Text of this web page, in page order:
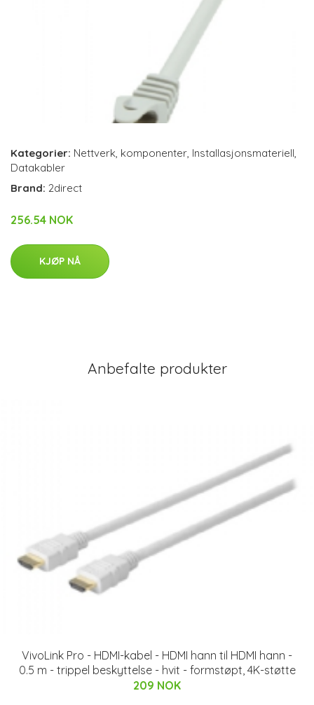
Kategorier: Nettverk komponenter Installasjonsmateriell
Datakabler
Brand: 2direct
256.54 NOK
KJØP NÅ
Anbefalte produkter
VivoLink Pro - HDMI-kabel - HDMI hann til HDMI hann -
0.5 m - trippel beskyttelse - hvit - formstøpt, 4K-støtte
209 NOK